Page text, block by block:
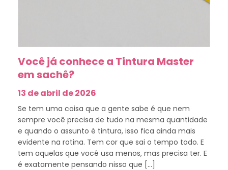
Você já conhece a Tintura Master
em sachê?
13 de abril de 2026
Se tem uma coisa que a gente sabe é que nem
sempre você precisa de tudo na mesma quantidade
e quando o assunto é tintura, isso fica ainda mais
evidente na rotina. Tem cor que sai o tempo todo. E
tem aquelas que você usa menos, mas precisa ter. E
é exatamente pensando nisso que […]